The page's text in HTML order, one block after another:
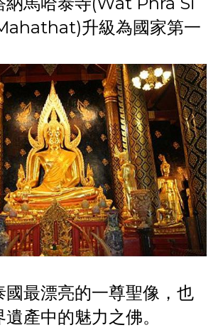
升級為國家第一
國最漂亮的一尊聖像，也
產中的魅力之佛。